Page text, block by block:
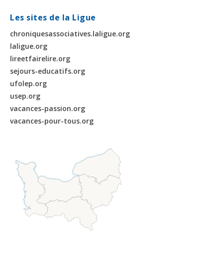
Les sites de la Ligue
chroniquesassociatives.laligue.org
laligue.org
lireetfairelire.org
sejours-educatifs.org
ufolep.org
usep.org
vacances-passion.org
vacances-pour-tous.org